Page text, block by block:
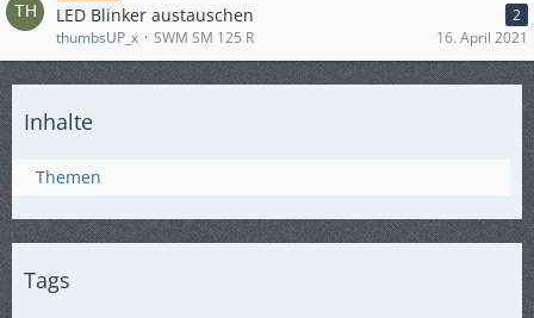
LED Blinker austauschen
2
thumbsUP_x
SWM SM 125 R 16. April 2021
Inhalte
Themen
Tags